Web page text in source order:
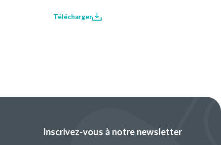
Télécharger
Inscrivez-vous à notre newsletter